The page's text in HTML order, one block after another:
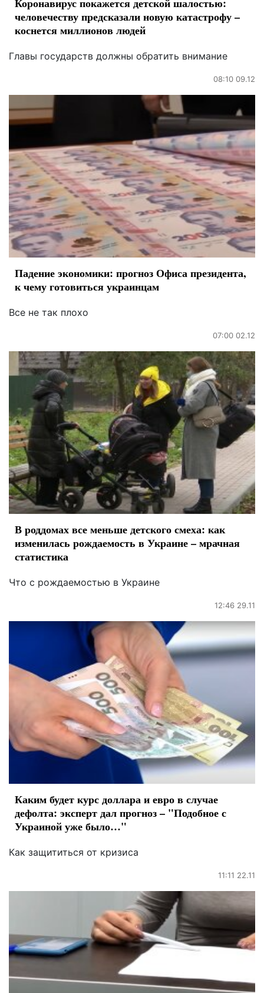
Коронавирус покажется детской шалостью:
человечеству предсказали новую катастрофу –
коснется миллионов людей
Главы государств должны обратить внимание
08:10 09.12
Падение экономики: прогноз Офиса президента,
к чему готовиться украинцам
Все не так плохо
07:00 02.12
В роддомах все меньше детского смеха: как
изменилась рождаемость в Украине – мрачная
статистика
Что с рождаемостью в Украине
12:46 29.11
Каким будет курс доллара и евро в случае
дефолта: эксперт дал прогноз – "Подобное с
Украиной уже было…"
Как защититься от кризиса
11:11 22.11